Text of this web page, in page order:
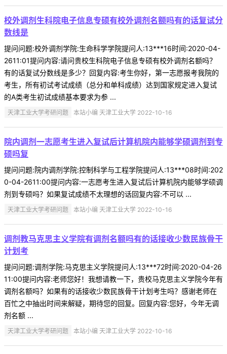
校外调剂生科院电子信息专硕有校外调剂名额吗有的话复试分
数线是
提问问题:校外调剂学院:生命科学学院提问人:13***16时间:2020-04-
2611:01提问内容:请问贵校生科院电子信息专硕有校外调剂名额吗？
有的话复试分数线是多少？回复内容:考生你好，第一志愿报考我院的
考生，所有初试考试成绩（总分和单科成绩）达到国家规定进入复试
的A类考生初试成绩基本要求为参 ...
天津工业大学考研问题 本站小编 天津工业大学 2022-10-16
院内调剂一志愿考生进入复试后计算机院内能够学硕调剂到专
硕吗复
提问问题:院内调剂学院:控制科学与工程学院提问人:13***08时间:202
0-04-2611:00提问内容:一志愿考生进入复试后计算机院内能够学硕调
剂到专硕吗？如果复试成绩不太理想的话回复内容:不可以 ...
天津工业大学考研问题 本站小编 天津工业大学 2022-10-16
调剂教马克思主义学院有调剂名额吗有的话接收少数民族骨干
计划考
提问问题:调剂学院:马克思主义学院提问人:13***72时间:2020-04-26
11:00提问内容:老师您好！我想请教一下，贵校马克思主义学院今年有
调剂名额吗？如果有的话接收少数民族骨干计划考生吗？感谢老师在
百忙之中抽出时间来解疑，期待您的回复。回复内容:您好，今年无调
剂名额 ...
天津工业大学考研问题 本站小编 天津工业大学 2022-10-16